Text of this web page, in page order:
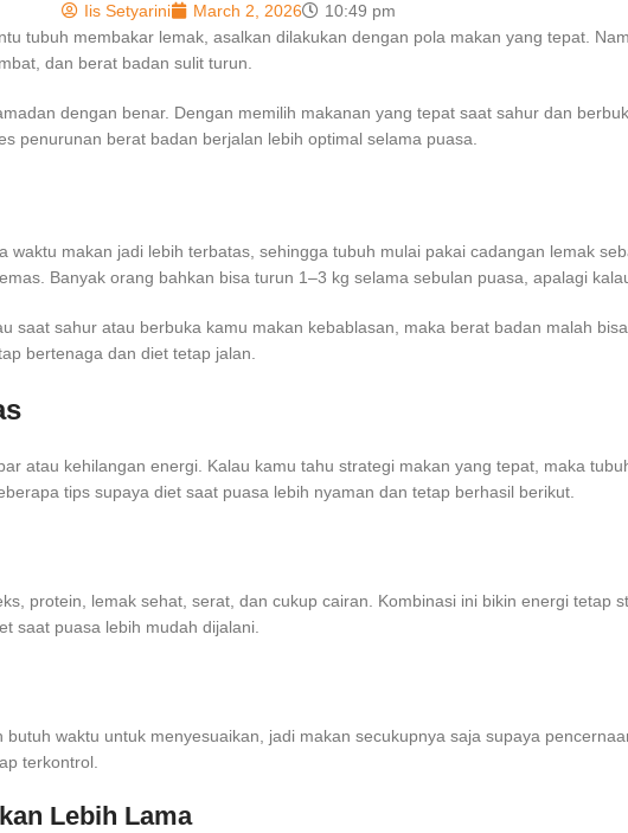
Iis Setyarini March 2, 2026
10:49 pm
tubuh membakar lemak, asalkan dilakukan dengan pola makan yang tepat.
dan berat badan sulit turun.
dengan benar. Dengan memilih makanan yang tepat saat sahur dan
penurunan berat badan berjalan lebih optimal selama puasa.
makan jadi lebih terbatas, sehingga tubuh mulai pakai cadangan lemak
Banyak orang bahkan bisa turun 1–3 kg selama sebulan puasa, apalagi
saat sahur atau berbuka kamu makan kebablasan, maka berat badan malah
bertenaga dan diet tetap jalan.
atau kehilangan energi. Kalau kamu tahu strategi makan yang tepat, maka
tips supaya diet saat puasa lebih nyaman dan tetap berhasil berikut.
protein, lemak sehat, serat, dan cukup cairan. Kombinasi ini bikin energi tetap
saat puasa lebih mudah dijalani.
waktu untuk menyesuaikan, jadi makan secukupnya saja supaya
terkontrol.
Lebih Lama